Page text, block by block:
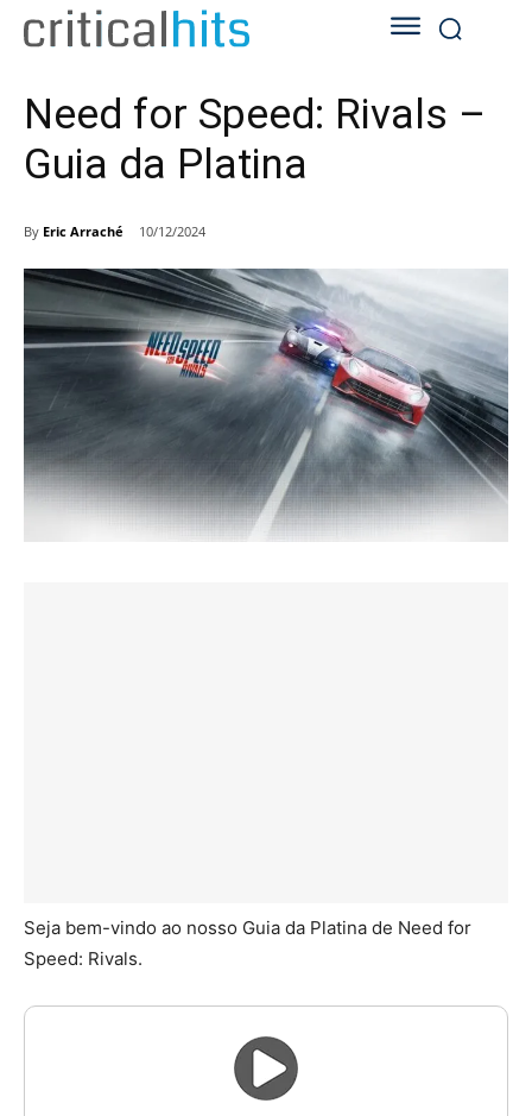
Need for Speed: Rivals –
Guia da Platina
By Eric Arraché 10/12/2024
Seja bem-vindo ao nosso Guia da Platina de Need for
Speed: Rivals.